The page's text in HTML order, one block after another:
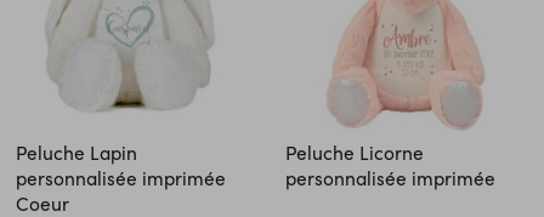
Peluche Lapin
personnalisée imprimée
Coeur
Peluche Licorne
personnalisée imprimée